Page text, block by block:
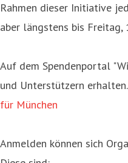
Rahmen dieser Initiative
aber längstens bis Freitag,
Auf dem Spendenportal
und Unterstützern
für München
Anmelden können sich